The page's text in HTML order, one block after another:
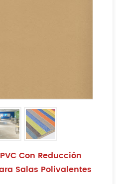
Con Reducción
Salas Polivalentes